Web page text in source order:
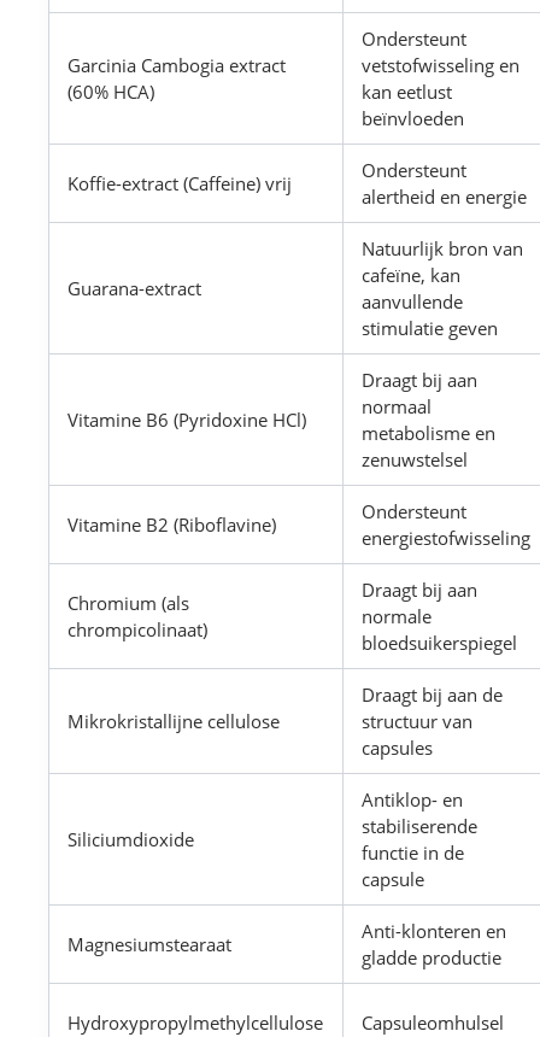
Garcinia Cambogia extract
(60% HCA)
Ondersteunt
vetstofwisseling en
kan eetlust
beïnvloeden
Koffie-extract (Caffeine) vrij
Ondersteunt
alertheid en energie
Guarana-extract
Natuurlijk bron van
cafeïne, kan
aanvullende
stimulatie geven
Vitamine B6 (Pyridoxine HCl)
Draagt bij aan
normaal
metabolisme en
zenuwstelsel
Vitamine B2 (Riboflavine)
Ondersteunt
energiestofwisseling
Chromium (als
chrompicolinaat)
Draagt bij aan
normale
bloedsuikerspiegel
Mikrokristallijne cellulose
Draagt bij aan de
structuur van
capsules
Siliciumdioxide
Antiklop- en
stabiliserende
functie in de
capsule
Magnesiumstearaat
Anti-klonteren en
gladde productie
Hydroxypropylmethylcellulose Capsuleomhulsel